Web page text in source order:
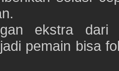
ekstra dari
pemain bisa